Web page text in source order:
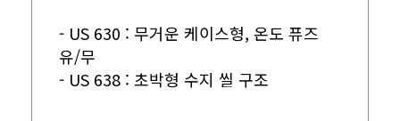
- US 630 : 무거운 케이스형, 온도 퓨즈
유/무
- US 638 : 초박형 수지 씰 구조